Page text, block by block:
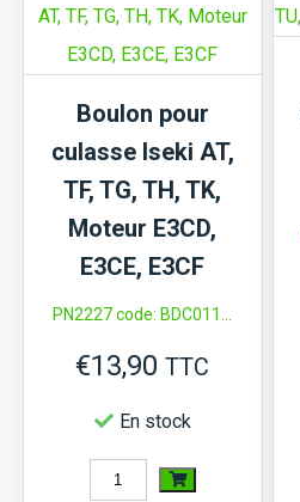
TX,
Mitsubishi
Satoh
Suzue
M,
Boulon pour
culasse Iseki AT,
TF, TG, TH, TK,
Moteur E3CD,
E3CE, E3CF
PN2227 code: BDC011...
€13,90 TTC
En stock
quantité